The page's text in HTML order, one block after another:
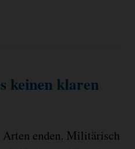
keinen klaren
Arten enden. Militärisch